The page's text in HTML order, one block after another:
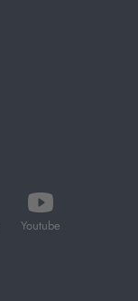
Youtube
öffnet
in